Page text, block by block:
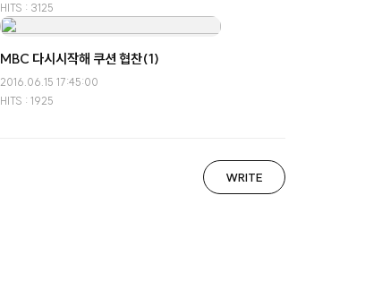
HITS : 3125
MBC 다시시작해 쿠션 협찬(1)
2016.06.15 17:45:00
HITS : 1925
WRITE